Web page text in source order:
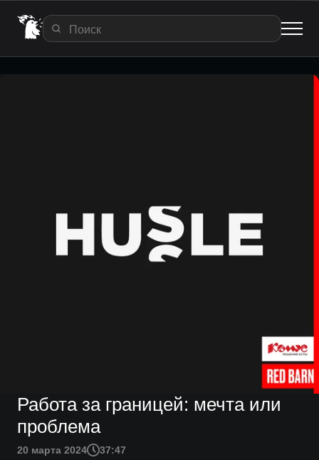
Работа за границей: мечта или
проблема
20 марта 2024 37:47